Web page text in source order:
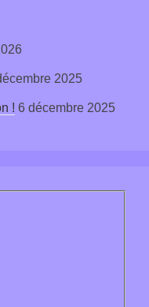
2025
! 6 décembre 2025